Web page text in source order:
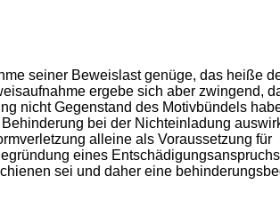
seiner Beweislast genüge, das heiße
ergebe sich aber zwingend,
nicht Gegenstand des Motivbündels
bei der Nichteinladung
alleine als Voraussetzung für
eines
sei und daher eine